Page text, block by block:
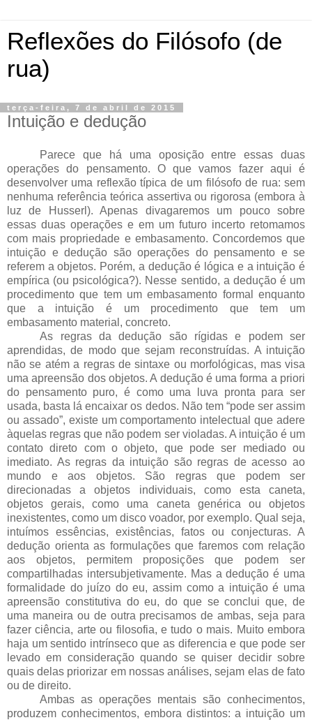
Reflexões do Filósofo (de
rua)
terça-feira, 7 de abril de 2015
Intuição e dedução
Parece que há uma oposição entre essas duas
operações do pensamento. O que vamos fazer aqui é
desenvolver uma reflexão típica de um filósofo de rua: sem
nenhuma referência teórica assertiva ou rigorosa (embora à
luz de Husserl). Apenas divagaremos um pouco sobre
essas duas operações e em um futuro incerto retomamos
com mais propriedade e embasamento. Concordemos que
intuição e dedução são operações do pensamento e se
referem a objetos. Porém, a dedução é lógica e a intuição é
empírica (ou psicológica?). Nesse sentido, a dedução é um
procedimento que tem um embasamento formal enquanto
que a intuição é um procedimento que tem um
embasamento material, concreto.
As regras da dedução são rígidas e podem ser
aprendidas, de modo que sejam reconstruídas. A intuição
não se atém a regras de sintaxe ou morfológicas, mas visa
uma apreensão dos objetos. A dedução é uma forma a priori
do pensamento puro, é como uma luva pronta para ser
usada, basta lá encaixar os dedos. Não tem “pode ser assim
ou assado”, existe um comportamento intelectual que adere
àquelas regras que não podem ser violadas. A intuição é um
contato direto com o objeto, que pode ser mediado ou
imediato. As regras da intuição são regras de acesso ao
mundo e aos objetos. São regras que podem ser
direcionadas a objetos individuais, como esta caneta,
objetos gerais, como uma caneta genérica ou objetos
inexistentes, como um disco voador, por exemplo. Qual seja,
intuímos essências, existências, fatos ou conjecturas. A
dedução orienta as formulações que faremos com relação
aos objetos, permitem proposições que podem ser
compartilhadas intersubjetivamente. Mas a dedução é uma
formalidade do juízo do eu, assim como a intuição é uma
apreensão constitutiva do eu, do que se conclui que, de
uma maneira ou de outra precisamos de ambas, seja para
fazer ciência, arte ou filosofia, e tudo o mais. Muito embora
haja um sentido intrínseco que as diferencia e que pode ser
levado em consideração quando se quiser decidir sobre
quais delas priorizar em nossas análises, sejam elas de fato
ou de direito.
Ambas as operações mentais são conhecimentos,
produzem conhecimentos, embora distintos: a intuição um